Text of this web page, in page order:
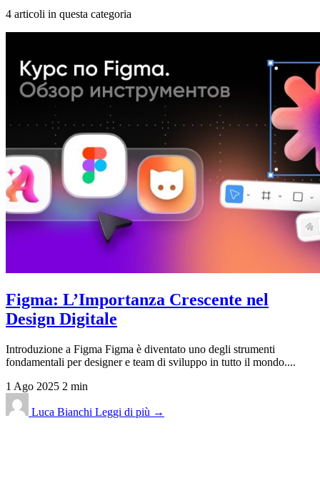
4 articoli in questa categoria
Figma: L’Importanza Crescente nel
Design Digitale
Introduzione a Figma Figma è diventato uno degli strumenti
fondamentali per designer e team di sviluppo in tutto il mondo....
1 Ago 2025 2 min
Luca Bianchi Leggi di più →